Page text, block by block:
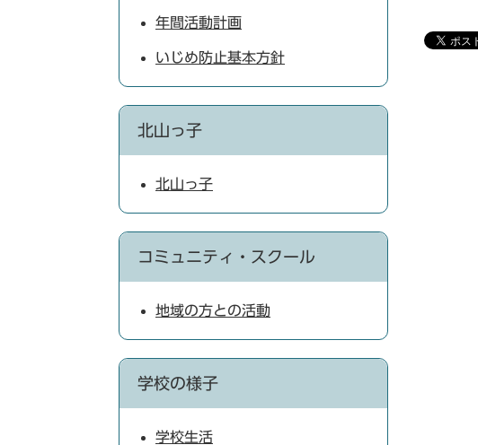
年間活動計画
いじめ防止基本方針
北山っ子
北山っ子
コミュニティ・スクール
地域の方との活動
学校の様子
学校生活